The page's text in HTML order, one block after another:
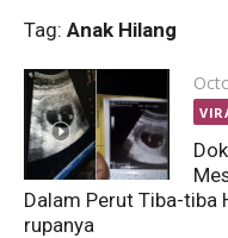
Tag: Anak Hilang
on
Dalam Perut Tiba-tiba
rupanya